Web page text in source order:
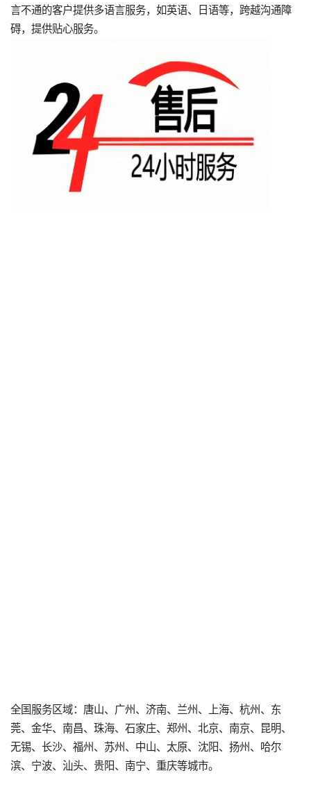
言不通的客户提供多语言服务，如英语、日语等，跨越沟通障
碍，提供贴心服务。
全国服务区域：唐山、广州、济南、兰州、上海、杭州、东
莞、金华、南昌、珠海、石家庄、郑州、北京、南京、昆明、
无锡、长沙、福州、苏州、中山、太原、沈阳、扬州、哈尔
滨、宁波、汕头、贵阳、南宁、重庆等城市。